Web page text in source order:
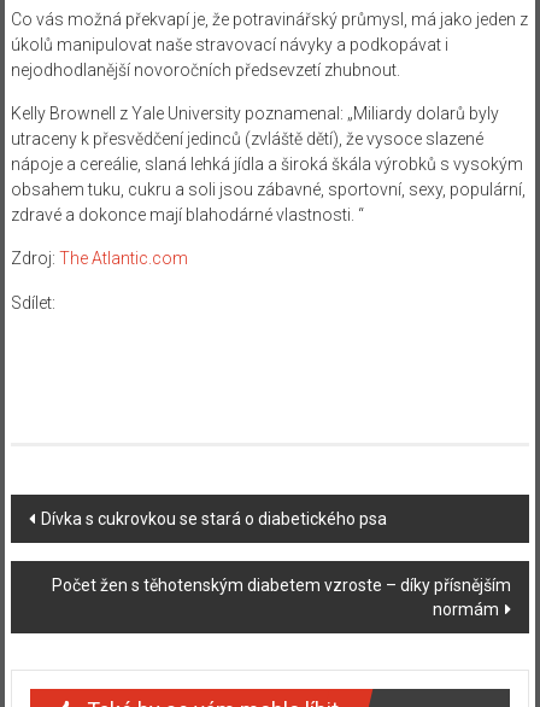
Co vás možná překvapí je, že potravinářský průmysl, má jako jeden z
úkolů manipulovat naše stravovací návyky a podkopávat i
nejodhodlanější novoročních předsevzetí zhubnout.
Kelly Brownell z Yale University poznamenal: „Miliardy dolarů byly
utraceny k přesvědčení jedinců (zvláště dětí), že vysoce slazené
nápoje a cereálie, slaná lehká jídla a široká škála výrobků s vysokým
obsahem tuku, cukru a soli jsou zábavné, sportovní, sexy, populární,
zdravé a dokonce mají blahodárné vlastnosti. “
Zdroj: The Atlantic.com
Sdílet:
Navigace
příspěvku
Dívka s cukrovkou se stará o diabetického psa
Počet žen s těhotenským diabetem vzroste – díky přísnějším
normám